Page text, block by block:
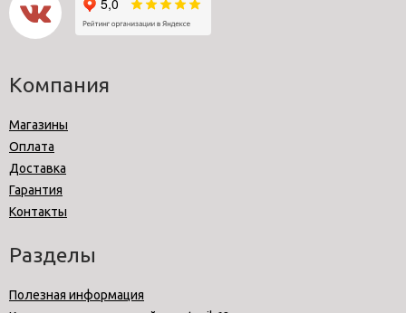
Компания
Магазины
Оплата
Доставка
Гарантия
Контакты
Разделы
Полезная информация